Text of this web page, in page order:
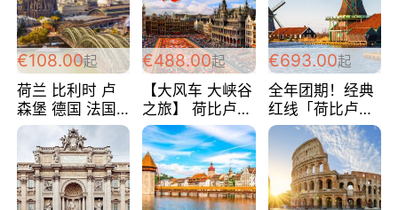
€108.00起
荷兰 比利时 卢
森堡 德国 法国
超爽玩遍西欧 循
环线 全程四星宾
馆 108欧/人/天
€488.00起
【大风车 大峡谷
之旅】 荷比卢德
法 巴黎上下 经
典五国四日游
488欧/人
€693.00起
全年团期！经典
红线「荷比卢德
法」七天循环 五
国 仅售99欧/人/
天！巴黎上下！
包拼房~